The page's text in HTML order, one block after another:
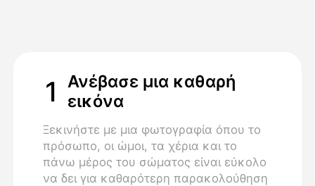
1
Ανέβασε μια καθαρή
εικόνα
Ξεκινήστε με μια φωτογραφία όπου το
πρόσωπο, οι ώμοι, τα χέρια και το
πάνω μέρος του σώματος είναι εύκολο
να δει για καθαρότερη παρακολούθηση